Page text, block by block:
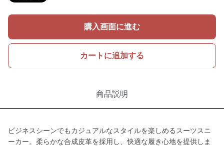
購入画面に進む
カートに追加する
商品説明
ビジネスシーンでもカジュアルなスタイルを楽しめるスーツスニ
ーカー。柔らかな合成皮革を採用し、快適な履き心地を提供しま